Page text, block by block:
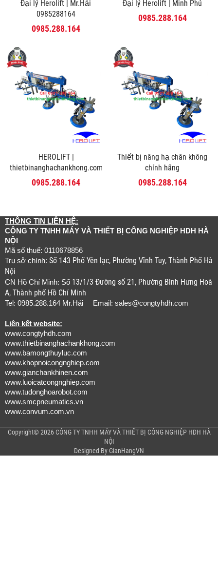
Đại lý Herolift | Mr.Hải
0985288164
0985.288.164
Đại lý Herolift | Minh Phú
0985.288.164
HEROLIFT |
thietbinanghachankhong.com
0985.288.164
Thiết bị nâng hạ chân không
chính hãng
0985.288.164
THÔNG TIN LIÊN HỆ:
CÔNG TY TNHH MÁY VÀ THIẾT BỊ CÔNG NGHIỆP HDH HÀ
NỘI
Mã số thuế: 0110678856
Trụ sở chính: Số 143 Phố Yên lạc, Phường Vĩnh Tuy, Thành Phố Hà
Nội
CN Hồ Chí Minh: Số 13/1/3 Đường số 21, Phường Bình Hưng Hoà
A, Thành phố Hồ Chí Minh
Tel: 0985.288.164 Mr.Hải Email: sales@congtyhdh.com
Liên kết website:
www.congtyhdh.com
www.thietbinanghachankhong.com
www.bamongthuyluc.com
www.khopnoicongnghiep.com
www.gianchankhinen.com
www.luoicatcongnghiep.com
www.tudonghoarobot.com
www.smcpneumatics.vn
www.convum.com.vn
Copyright© 2026 CÔNG TY TNHH MÁY VÀ THIẾT BỊ CÔNG NGHIỆP HDH HÀ
NỘI
Designed By GianHangVN